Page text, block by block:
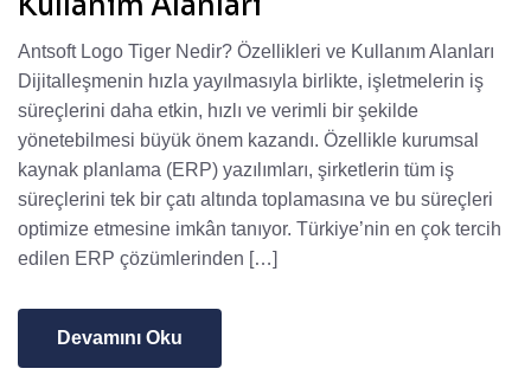
Antsoft Logo Tiger Nedir? Özellikleri ve Kullanım Alanları
Dijitalleşmenin hızla yayılmasıyla birlikte, işletmelerin iş
süreçlerini daha etkin, hızlı ve verimli bir şekilde
yönetebilmesi büyük önem kazandı. Özellikle kurumsal
kaynak planlama (ERP) yazılımları, şirketlerin tüm iş
süreçlerini tek bir çatı altında toplamasına ve bu süreçleri
optimize etmesine imkân tanıyor. Türkiye’nin en çok tercih
edilen ERP çözümlerinden […]
Devamını Oku